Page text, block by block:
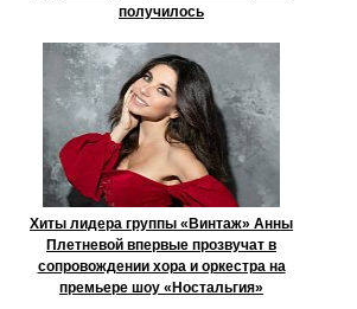
получилось
Хиты лидера группы «Винтаж» Анны
Плетневой впервые прозвучат в
сопровождении хора и оркестра на
премьере шоу «Ностальгия»